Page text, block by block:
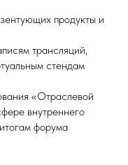
продукты и
трансляций,
стендам
«Отраслевой
внутреннего
форума